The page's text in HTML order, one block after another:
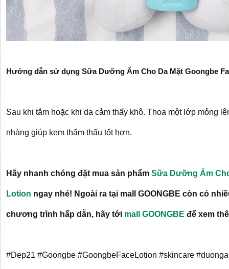
Hướng dẫn sử dụng Sữa Dưỡng Ẩm Cho Da Mặt Goongbe
Sau khi tắm hoặc khi da cảm thấy khô. Thoa một lớp mỏng
nhàng giúp kem thẩm thấu tốt hơn.
Hãy nhanh chóng đặt mua sản phẩm Sữa Dưỡng Ẩm
Lotion ngay nhé! Ngoài ra tại mall GOONGBE còn có
chương trình hấp dẫn, hãy tới mall GOONGBE để xem
#Dep21 #Goongbe #GoongbeFaceLotion #skincare